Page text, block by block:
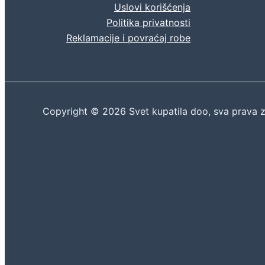
Uslovi korišćenja
Politika privatnosti
Reklamacije i povraćaj robe
Copyright © 2026 Svet kupatila doo, sva prava